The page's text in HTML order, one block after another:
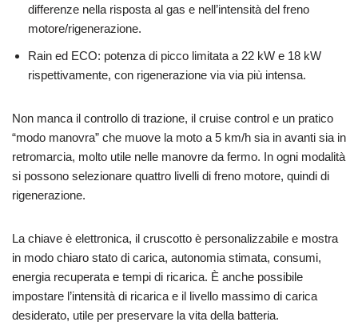
differenze nella risposta al gas e nell’intensità del freno
motore/rigenerazione.
Rain ed ECO: potenza di picco limitata a 22 kW e 18 kW
rispettivamente, con rigenerazione via via più intensa.
Non manca il controllo di trazione, il cruise control e un pratico
“modo manovra” che muove la moto a 5 km/h sia in avanti sia in
retromarcia, molto utile nelle manovre da fermo. In ogni modalità
si possono selezionare quattro livelli di freno motore, quindi di
rigenerazione.
La chiave è elettronica, il cruscotto è personalizzabile e mostra
in modo chiaro stato di carica, autonomia stimata, consumi,
energia recuperata e tempi di ricarica. È anche possibile
impostare l’intensità di ricarica e il livello massimo di carica
desiderato, utile per preservare la vita della batteria.